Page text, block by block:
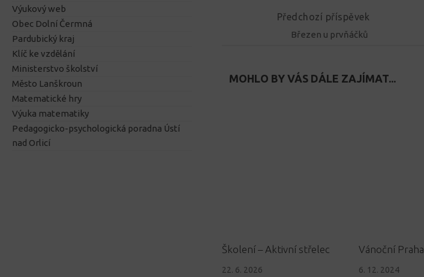
Předchozí příspěvek
Březen u prvňáčků
MOHLO BY VÁS DÁLE ZAJÍMAT...
Školení – Aktivní střelec
22. 6. 2026
Vánoční Praha
6. 12. 2024
Výukový web
Obec Dolní Čermná
Pardubický kraj
Klíč ke vzdělání
Ministerstvo školství
Město Lanškroun
Matematické hry
Výuka matematiky
Pedagogicko-psychologická poradna Ústí
nad Orlicí